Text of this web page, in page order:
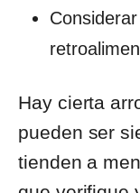
Hay cierta
pueden ser
tienden a